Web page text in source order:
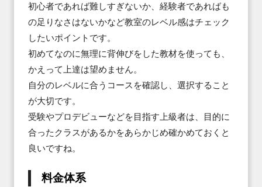
初心者であれば難しすぎないか、経験者であればも
の足りなさはないかなど教室のレベル感はチェック
したいポイントです。
初めてなのに無理に背伸びをした教材を使っても、
かえって上達は望めません。
自分のレベルに合うコースを確認し、選択すること
が大切です。
受験やプロデビューなどを目指す上級者は、目的に
合ったクラスがあるかをあらかじめ確かめておくと
良いですね。
料金体系